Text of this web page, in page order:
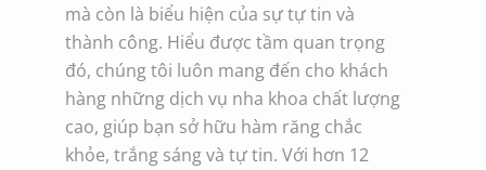
mà còn là biểu hiện của sự tự tin và
thành công. Hiểu được tầm quan trọng
đó, chúng tôi luôn mang đến cho khách
hàng những dịch vụ nha khoa chất lượng
cao, giúp bạn sở hữu hàm răng chắc
khỏe, trắng sáng và tự tin. Với hơn 12